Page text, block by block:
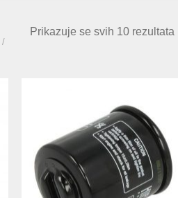
/
Prikazuje se svih 10 rezultata